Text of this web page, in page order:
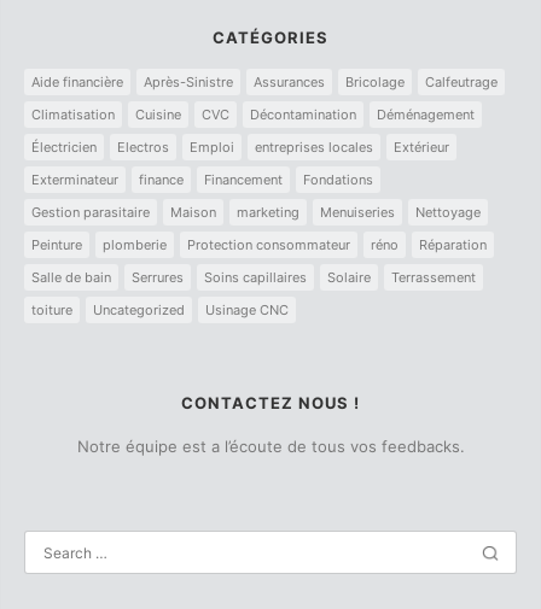
CATÉGORIES
Aide financière Après-Sinistre Assurances Bricolage
Calfeutrage
Climatisation
Cuisine CVC Décontamination
Déménagement
Électricien
Electros Emploi entreprises locales
Extérieur
Exterminateur
finance Financement
Fondations
Gestion parasitaire
Maison marketing Menuiseries
Nettoyage
Peinture
plomberie Protection consommateur réno
Réparation
Salle de bain
Serrures Soins capillaires Solaire
Terrassement
toiture
Uncategorized Usinage CNC
CONTACTEZ NOUS !
Notre équipe est a l’écoute de tous vos feedbacks.